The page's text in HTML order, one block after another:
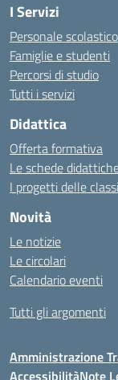
I Servizi
Personale scolastico
Famiglie e studenti
Percorsi di studio
Tutti i servizi
Didattica
Offerta formativa
Le schede
I progetti delle classi
Novità
Le notizie
Le circolari
Calendario eventi
Tutti gli argomenti
Amministrazione
AccessibilitàNote